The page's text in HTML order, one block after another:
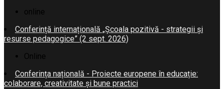
online
Conferință internațională „Școala pozitivă - strategii și
resurse pedagogice” (2 sept. 2026)
Online
Conferința națională - Proiecte europene în educație:
colaborare, creativitate și bune practici